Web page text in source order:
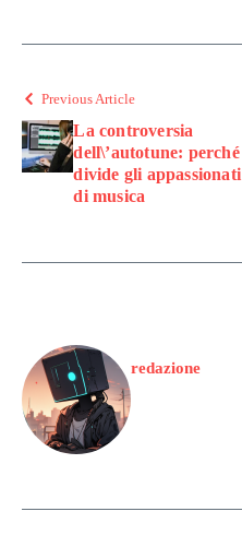
Previous Article
La controversia
dell\’autotune: perché
divide gli appassionati
di musica
redazione